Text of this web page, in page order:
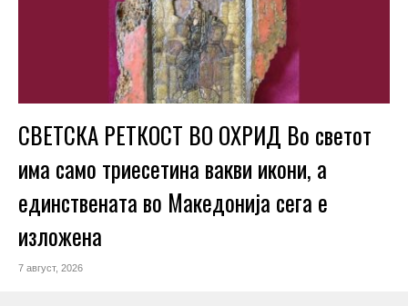
СВЕТСКА РЕТКОСТ ВО ОХРИД Во светот
има само триесетина вакви икони, а
единствената во Македонија сега е
изложена
7 август, 2026